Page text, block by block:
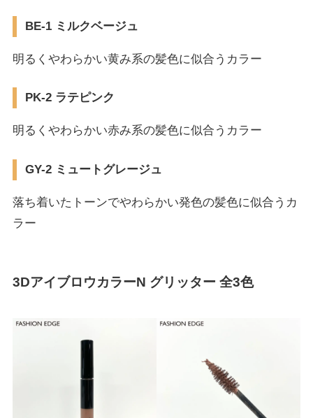
BE-1 ミルクベージュ
明るくやわらかい黄み系の髪色に似合うカラー
PK-2 ラテピンク
明るくやわらかい赤み系の髪色に似合うカラー
GY-2 ミュートグレージュ
落ち着いたトーンでやわらかい発色の髪色に似合うカ
ラー
3DアイブロウカラーN グリッター 全3色